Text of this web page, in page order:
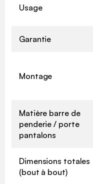
Usage
Garantie
Montage
Matière barre de
penderie / porte
pantalons
Dimensions totales
(bout à bout)